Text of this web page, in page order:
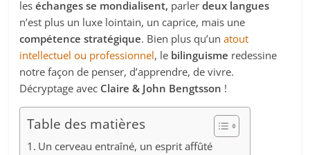
les échanges se mondialisent, parlerdeux langues
n’est plus un luxe lointain, un caprice, mais une
compétence stratégique. Bien plus qu’unatout
intellectuel ou professionnel, le bilinguisme redessine
notre façon de penser, d’apprendre, de vivre.
Décryptage avec Claire & John Bengtsson !
Table des matières
Un cerveau entraîné, un esprit affûté